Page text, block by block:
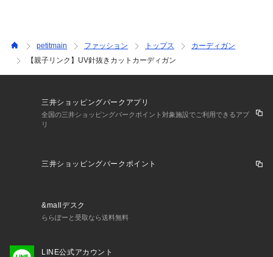
petitmain ファッション トップス
カーディガン
【親子リンク】UV針抜きカットカーディガン
三井ショッピングパークアプリ
全国の三井ショッピングパークポイント対象施設でご利用できるアプ
リ
三井ショッピングパークポイント
&mallデスク
ららぽーと受取なら送料無料
LINE公式アカウント